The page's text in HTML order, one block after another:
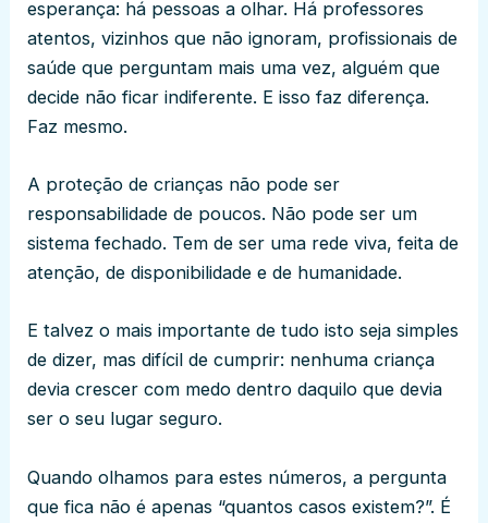
esperança: há pessoas a olhar. Há professores
atentos, vizinhos que não ignoram, profissionais de
saúde que perguntam mais uma vez, alguém que
decide não ficar indiferente. E isso faz diferença.
Faz mesmo.
A proteção de crianças não pode ser
responsabilidade de poucos. Não pode ser um
sistema fechado. Tem de ser uma rede viva, feita de
atenção, de disponibilidade e de humanidade.
E talvez o mais importante de tudo isto seja simples
de dizer, mas difícil de cumprir: nenhuma criança
devia crescer com medo dentro daquilo que devia
ser o seu lugar seguro.
Quando olhamos para estes números, a pergunta
que fica não é apenas “quantos casos existem?”. É